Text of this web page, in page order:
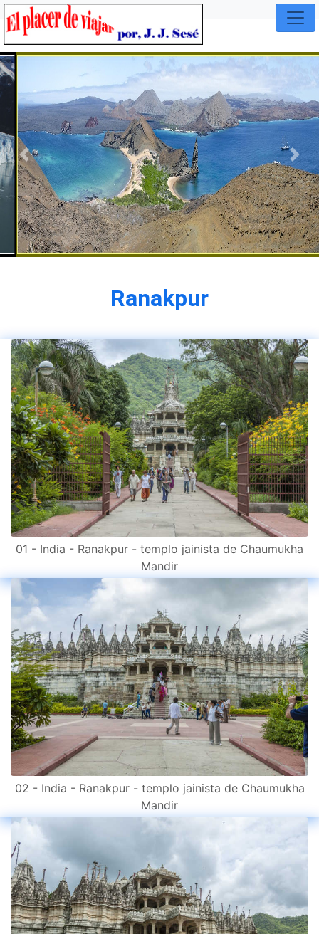
Previous Next
Ranakpur
01 - India - Ranakpur - templo jainista de Chaumukha
Mandir
02 - India - Ranakpur - templo jainista de Chaumukha
Mandir